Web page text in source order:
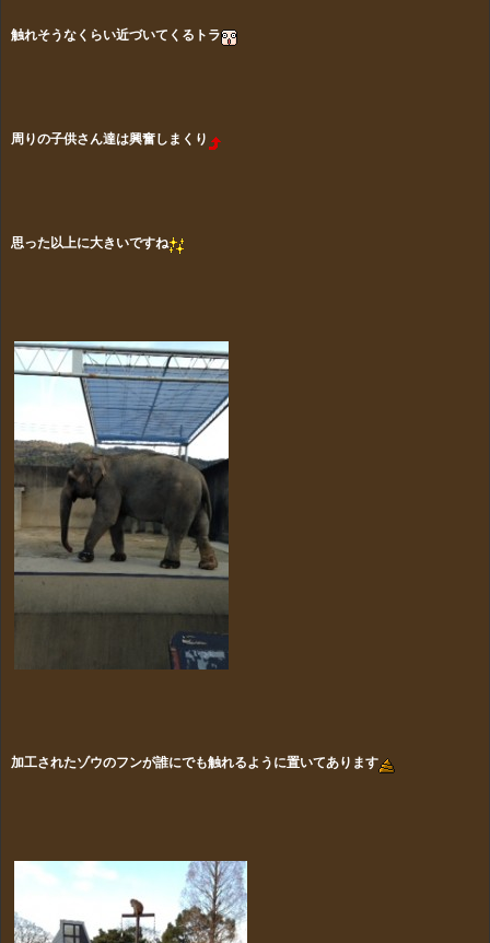
触れそうなくらい近づいてくるトラ
周りの子供さん達は興奮しまくり
思った以上に大きいですね
加工されたゾウのフンが誰にでも触れるように置いてあります